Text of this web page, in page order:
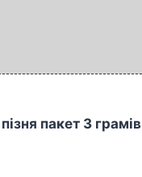
пакет 3 грамів